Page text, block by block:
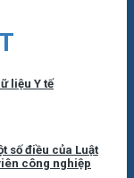
liệu Y tế
số điều của Luật
công nghiệp